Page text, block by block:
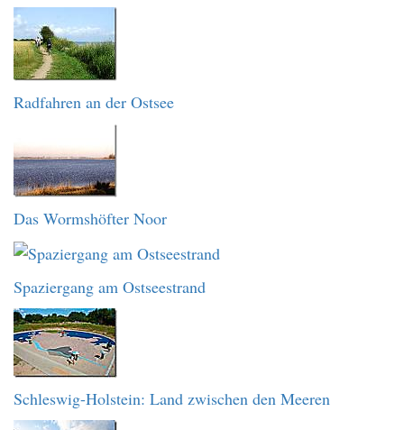
Radfahren an der Ostsee
Das Wormshöfter Noor
Spaziergang am Ostseestrand
Schleswig-Holstein: Land zwischen den Meeren